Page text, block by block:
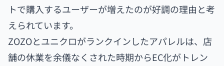
トで購入するユーザーが増えたのが好調の理由と考
えられています。
ZOZOとユニクロがランクインしたアパレルは、店
舗の休業を余儀なくされた時期からEC化がトレン